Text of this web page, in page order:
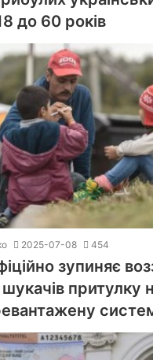
до 60 років
2025-07-08 454
зупиняє
притулку